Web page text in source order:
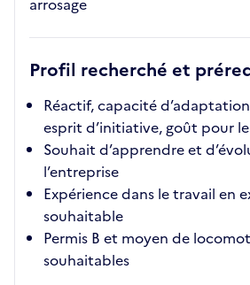
arrosage
Profil recherché et
Réactif, capacité
esprit d’initiative, goût pour
Souhait d’apprendre et
l’entreprise
Expérience dans le travail en
souhaitable
Permis B et moyen de
souhaitables